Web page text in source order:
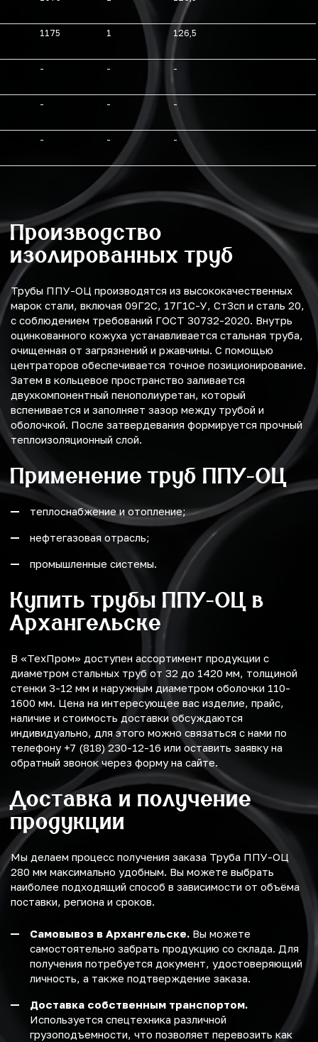
1175 1 126,5
- - -
- - -
- - -
Производство
изолированных труб
Трубы ППУ-ОЦ производятся из высококачественных
марок стали, включая 09Г2С, 17Г1С-У, Ст3сп и сталь 20,
с соблюдением требований ГОСТ 30732-2020. Внутрь
оцинкованного кожуха устанавливается стальная труба,
очищенная от загрязнений и ржавчины. С помощью
центраторов обеспечивается точное позиционирование.
Затем в кольцевое пространство заливается
двухкомпонентный пенополиуретан, который
вспенивается и заполняет зазор между трубой и
оболочкой. После затвердевания формируется прочный
теплоизоляционный слой.
Применение труб ППУ-ОЦ
теплоснабжение и отопление;
нефтегазовая отрасль;
промышленные системы.
Купить трубы ППУ-ОЦ в
Архангельске
В «ТехПром» доступен ассортимент продукции с
диаметром стальных труб от 32 до 1420 мм, толщиной
стенки 3-12 мм и наружным диаметром оболочки 110-
1600 мм. Цена на интересующее вас изделие, прайс,
наличие и стоимость доставки обсуждаются
индивидуально, для этого можно связаться с нами по
телефону +7 (818) 230-12-16 или оставить заявку на
обратный звонок через форму на сайте.
Доставка и получение
продукции
Мы делаем процесс получения заказа Труба ППУ-ОЦ
280 мм максимально удобным. Вы можете выбрать
наиболее подходящий способ в зависимости от объёма
поставки, региона и сроков.
Самовывоз в Архангельске. Вы можете
самостоятельно забрать продукцию со склада. Для
получения потребуется документ, удостоверяющий
личность, а также подтверждение заказа.
Доставка собственным транспортом.
Используется спецтехника различной
грузоподъемности, что позволяет перевозить как